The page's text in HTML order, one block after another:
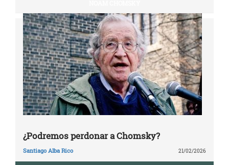
¿Podremos perdonar a Chomsky?
Santiago Alba Rico 21/02/2026